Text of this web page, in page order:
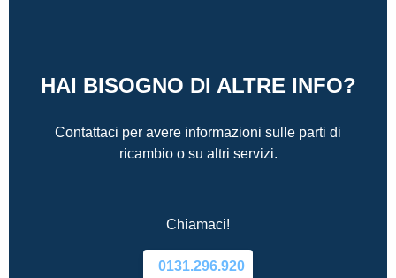
HAI BISOGNO DI ALTRE INFO?
Contattaci per avere informazioni sulle parti di
ricambio o su altri servizi.
Chiamaci!
0131.296.920